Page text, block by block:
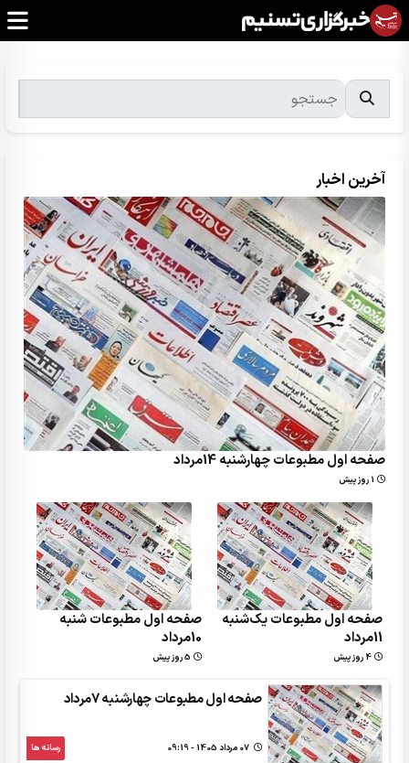
آخرین اخبار
صفحه اول مطبوعات چهارشنبه 14مرداد
1 روز پیش
صفحه اول مطبوعات یک‌شنبه
11مرداد
4 روز پیش
صفحه اول مطبوعات شنبه
10مرداد
5 روز پیش
صفحه اول مطبوعات چهارشنبه 7مرداد
رسانه ها